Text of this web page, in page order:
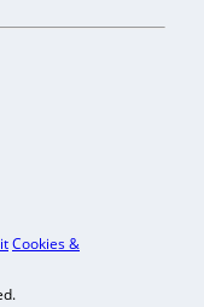
Cookies &